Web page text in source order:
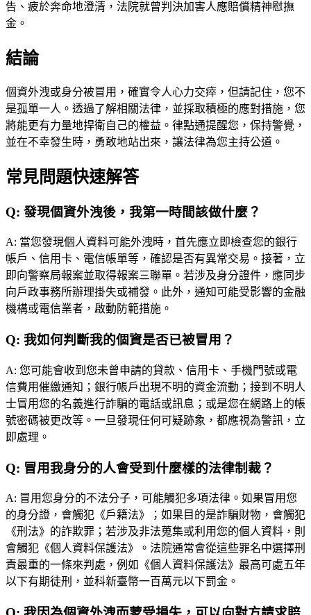
告、疲於奔命地澄清，法院就曾判決加害人應賠償精神慰撫
金。
結論
個資外洩或身分被冒用，確實令人心力交瘁，但請記住，您不
是孤單一人。透過了解相關法律，並採取積極的應對措施，您
將能更有力量地捍衛自己的權益。律點通提醒您，保持警覺，
並在不幸發生時，勇敢地站出來，讓法律為您主持公道。
常見問題快速解答
Q: 發現個資外洩後，我第一時間該做什麼？
A: 當您發現個人資料可能外洩時，首先應立即檢查您的銀行
帳戶、信用卡、電信帳單等，確認是否有異常交易。接著，立
即向警察局報案並取得報案三聯單。若涉及身分證件，應同步
向戶政事務所辦理掛失或補發。此外，通知可能受影響的金融
機構或電信業者，啟動防範措施。
Q: 我如何判斷我的個資是否已被冒用？
A: 您可能會收到您未曾申請的貸款、信用卡、手機門號或電
信費用催繳通知；銀行帳戶出現不明的資金流動；接到不明人
士冒用您的名義進行詐騙的電話或訊息；或是您在網路上的帳
號密碼被更改等。一旦發現任何可疑跡象，都應視為警訊，立
即處理。
Q: 冒用我身分的人會受到什麼樣的法律制裁？
A: 冒用您身分的不法分子，可能觸犯多項法律。如果冒用您
的身分證，會觸犯《戶籍法》；如果目的是詐騙財物，會觸犯
《刑法》的詐欺罪；若涉及非法蒐集或利用您的個人資料，則
會觸犯《個人資料保護法》。法院通常會從這些罪名中選擇刑
責最重的一條來判處，例如《個人資料保護法》最高可處五年
以下有期徒刑，並科新臺幣一百萬元以下罰金。